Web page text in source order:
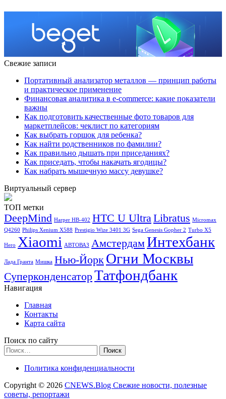
Свежие записи
Портативный анализатор металлов — принцип работы
и практическое применение
Финансовая аналитика в e-commerce: какие показатели
важны
Как подготовить качественные фото товаров для
маркетплейсов: чеклист по категориям
Как выбрать горшок для ребенка?
Как найти родственников по фамилии?
Как правильно дышать при приседаниях?
Как приседать, чтобы накачать ягодицы?
Как набрать мышечную массу девушке?
Виртуальный сервер
ТОП метки
DeepMind Harper HB-402 HTC U UltraLibratus Micromax
Q4260 Philips Xenium X588 Prestigio Wize 3401 3G Sega Genesis Gopher 2 Turbo X5
Hero Xiaomi АВТОВАЗ АмстердамИнтехбанк
Лада Гранта Мишка Нью-Йорк Огни Москвы
СуперконденсаторТатфондбанк
Навигация
Главная
Контакты
Карта сайта
Поиск по сайту
Найти:
Политика конфиденциальности
Copyright © 2026 CNEWS.Blog Свежие новости, полезные
советы, репортажи